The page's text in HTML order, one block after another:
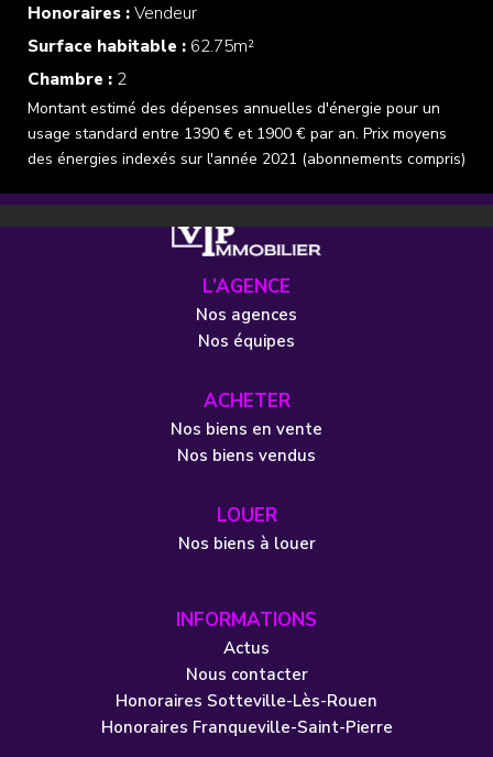
Honoraires :Vendeur
Surface habitable : 62.75m²
Chambre : 2
Montant estimé des dépenses annuelles d'énergie pour un
usage standard entre 1390 € et 1900 € par an. Prix moyens
des énergies indexés sur l'année 2021 (abonnements compris)
L’AGENCE
Nos agences
Nos équipes
ACHETER
Nos biens en vente
Nos biens vendus
LOUER
Nos biens à louer
INFORMATIONS
Actus
Nous contacter
Honoraires Sotteville-Lès-Rouen
Honoraires Franqueville-Saint-Pierre